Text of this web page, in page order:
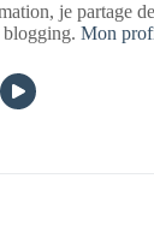
je partage
blogging.Mon